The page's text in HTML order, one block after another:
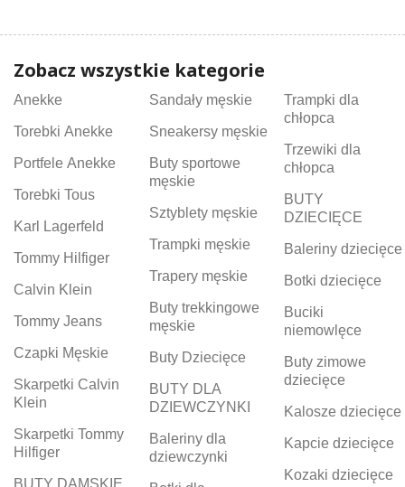
Zobacz wszystkie kategorie
Anekke
Torebki Anekke
Portfele Anekke
Torebki Tous
Karl Lagerfeld
Tommy Hilfiger
Calvin Klein
Tommy Jeans
Czapki Męskie
Skarpetki Calvin
Klein
Skarpetki Tommy
Hilfiger
BUTY DAMSKIE
Sandały męskie
Sneakersy męskie
Buty sportowe
męskie
Sztyblety męskie
Trampki męskie
Trapery męskie
Buty trekkingowe
męskie
Buty Dziecięce
BUTY DLA
DZIEWCZYNKI
Baleriny dla
dziewczynki
Trampki dla
chłopca
Trzewiki dla
chłopca
BUTY
DZIECIĘCE
Baleriny dziecięce
Botki dziecięce
Buciki
niemowlęce
Buty zimowe
dziecięce
Kalosze dziecięce
Kapcie dziecięce
Kozaki dziecięce